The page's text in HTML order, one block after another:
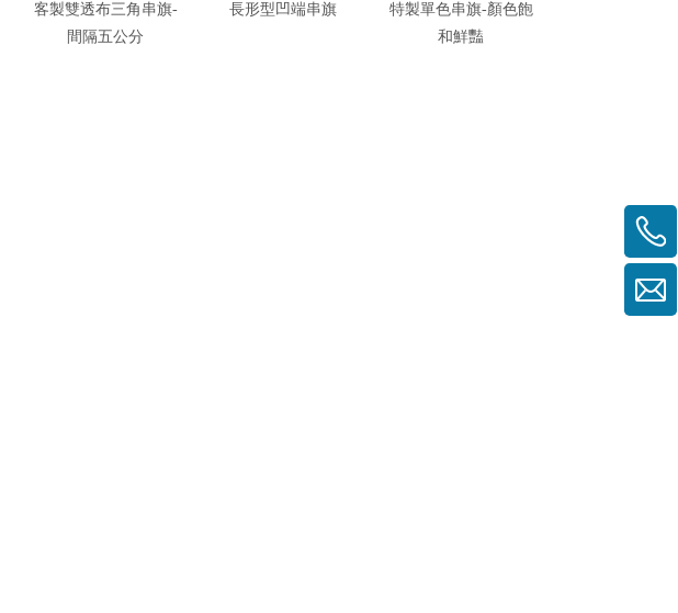
客製雙透布三角串旗-
間隔五公分
長形型凹端串旗
特製單色串旗-顏色飽
和鮮豔